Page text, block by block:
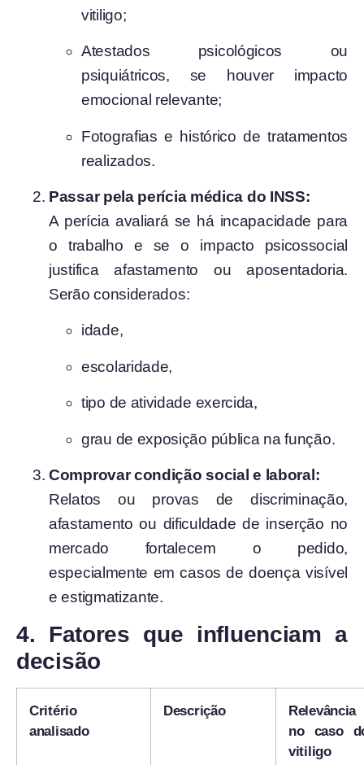
vitiligo;
Atestados psicológicos ou
psiquiátricos, se houver impacto
emocional relevante;
Fotografias e histórico de tratamentos
realizados.
Passar pela perícia médica do INSS:
A perícia avaliará se há incapacidade para
o trabalho e se o impacto psicossocial
justifica afastamento ou aposentadoria.
Serão considerados:
idade,
escolaridade,
tipo de atividade exercida,
grau de exposição pública na função.
Comprovar condição social e laboral:
Relatos ou provas de discriminação,
afastamento ou dificuldade de inserção no
mercado fortalecem o pedido,
especialmente em casos de doença visível
e estigmatizante.
4. Fatores que influenciam a
decisão
Critério
analisado
Descrição
Relevância
no caso
vitiligo